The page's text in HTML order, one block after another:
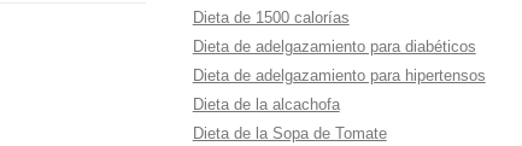
Dieta de 1500 calorí­as
Dieta de adelgazamiento para diabéticos
Dieta de adelgazamiento para hipertensos
Dieta de la alcachofa
Dieta de la Sopa de Tomate